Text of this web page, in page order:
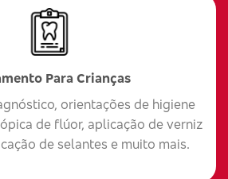
Para Crianças
orientações de higiene
de flúor, aplicação de verniz
de selantes e muito mais.